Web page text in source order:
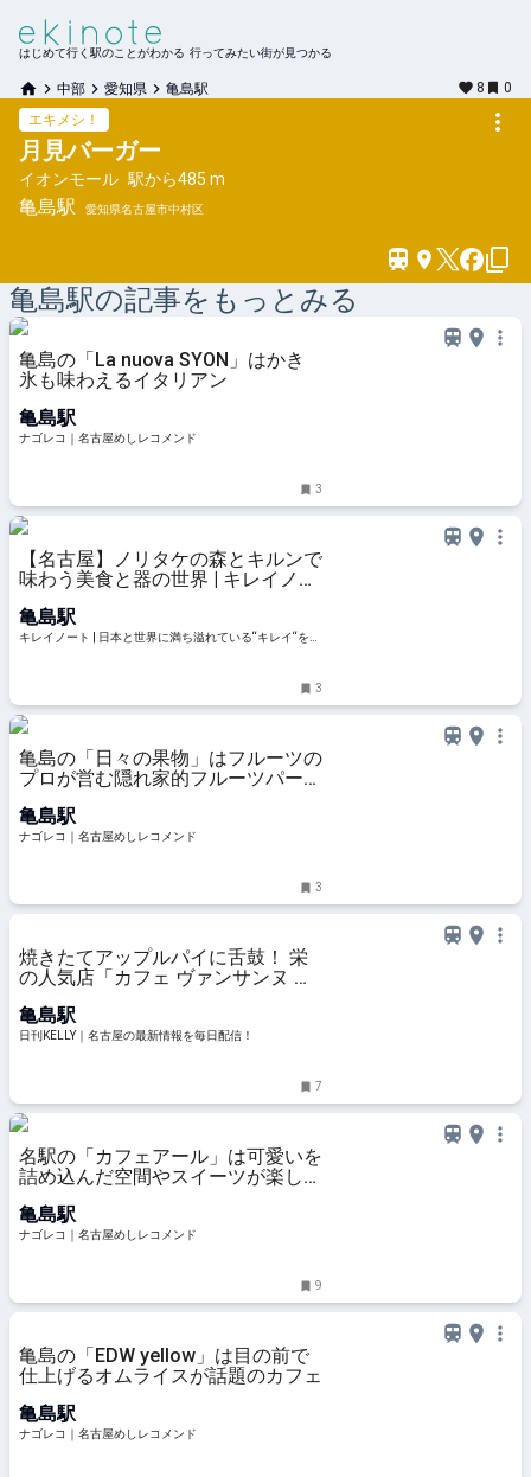
はじめて行く駅のことがわかる 行ってみたい街が見つかる
中部 愛知県 亀島駅 8
0
エキメシ！
月見バーガー
イオンモール 駅から485 m
亀島駅 愛知県名古屋市中村区
亀島駅の記事をもっとみる
亀島の「La nuova SYON」はかき
氷も味わえるイタリアン
亀島駅
ナゴレコ｜名古屋めしレコメンド
3
【名古屋】ノリタケの森とキルンで
味わう美食と器の世界 | キレイノー
亀島駅
キレイノート | 日本と世界に満ち溢れている“キレイ“をさ
3
亀島の「日々の果物」はフルーツの
プロが営む隠れ家的フルーツパーラ
亀島駅
ナゴレコ｜名古屋めしレコメンド
3
焼きたてアップルパイに舌鼓！ 栄
の人気店「カフェ ヴァンサンヌ ド
ープン【西区・亀島】 | 日刊KELLY
｜名古屋の最新情報を毎日配信！
亀島駅
日刊KELLY｜名古屋の最新情報を毎日配信！
7
名駅の「カフェアール」は可愛いを
詰め込んだ空間やスイーツが楽しい
亀島駅
ナゴレコ｜名古屋めしレコメンド
9
亀島の「EDW yellow」は目の前で
仕上げるオムライスが話題のカフェ
亀島駅
ナゴレコ｜名古屋めしレコメンド